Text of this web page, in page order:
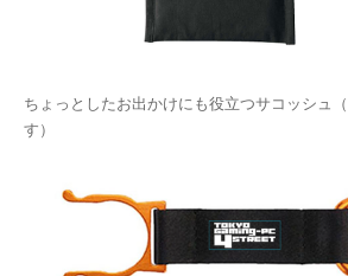
ちょっとしたお出かけにも役立つサコッシュ
す）